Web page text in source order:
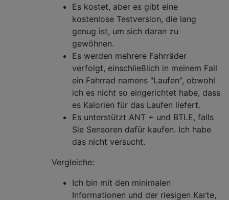
Es kostet, aber es gibt eine
kostenlose Testversion, die lang
genug ist, um sich daran zu
gewöhnen.
Es werden mehrere Fahrräder
verfolgt, einschließlich in meinem Fall
ein Fahrrad namens "Laufen", obwohl
ich es nicht so eingerichtet habe, dass
es Kalorien für das Laufen liefert.
Es unterstützt ANT + und BTLE, falls
Sie Sensoren dafür kaufen. Ich habe
das nicht versucht.
Vergleiche:
Ich bin mit den minimalen
Informationen und der riesigen Karte,